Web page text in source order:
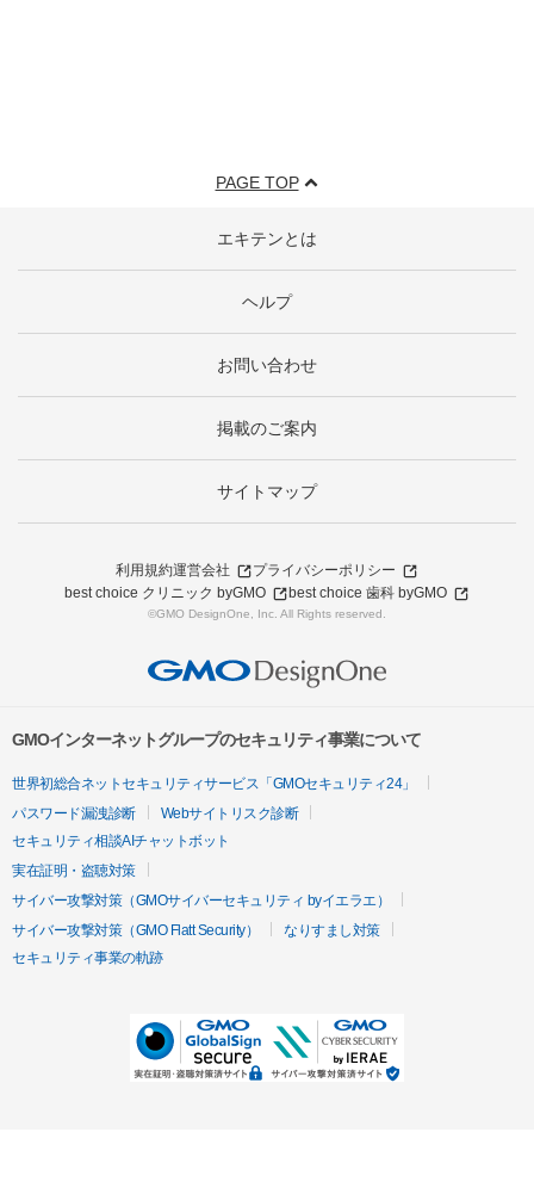
PAGE TOP
エキテンとは
ヘルプ
お問い合わせ
掲載のご案内
サイトマップ
利用規約運営会社
プライバシーポリシー
best choice クリニック byGMO
best choice 歯科 byGMO
©GMO DesignOne, Inc. All Rights reserved.
GMOインターネットグループのセキュリティ事業について
世界初総合ネットセキュリティサービス「GMOセキュリティ24」
パスワード漏洩診断
Webサイトリスク診断
セキュリティ相談AIチャットボット
実在証明・盗聴対策
サイバー攻撃対策（GMOサイバーセキュリティ byイエラエ）
サイバー攻撃対策（GMO Flatt Security）
なりすまし対策
セキュリティ事業の軌跡